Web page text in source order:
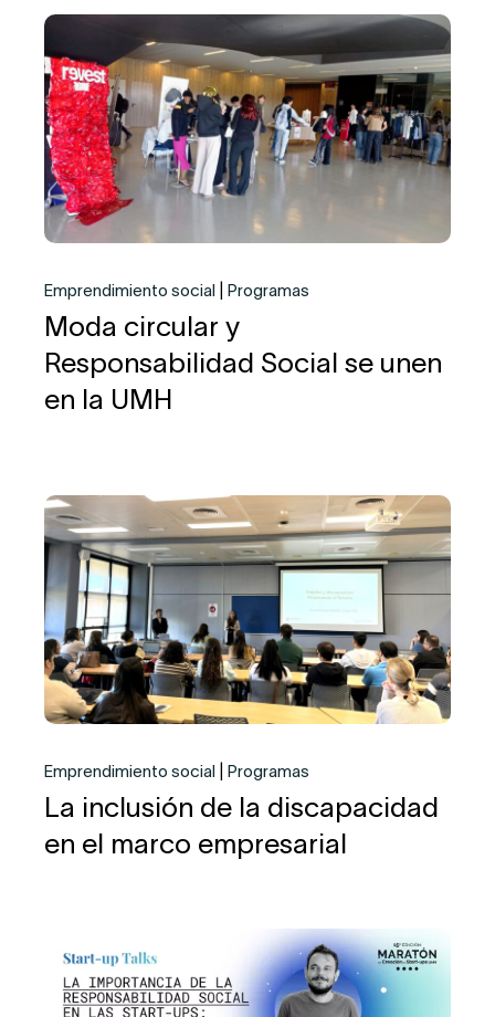
Emprendimiento social Programas
Moda circular y
Responsabilidad Social se unen
en la UMH
Emprendimiento social Programas
La inclusión de la discapacidad
en el marco empresarial